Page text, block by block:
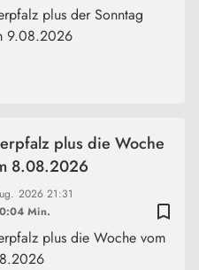
plus der Sonntag
9.08.2026
bookmark_border
202621:31
Min.
plus die Woche
8.08.2026
plus die Woche vom